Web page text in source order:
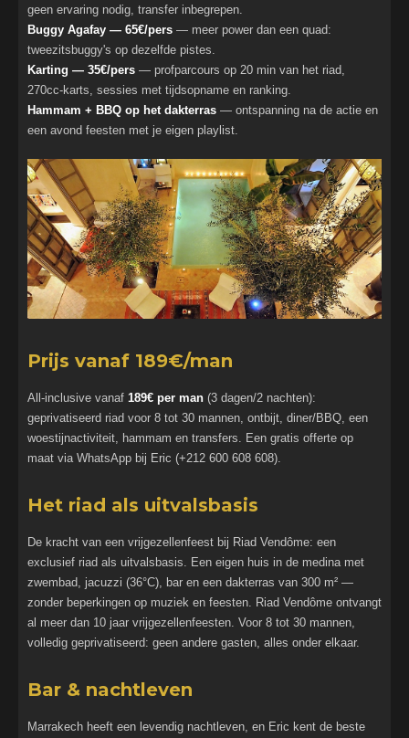
geen ervaring nodig, transfer inbegrepen.
Buggy Agafay — 65€/pers — meer power dan een quad:
tweezitsbuggy's op dezelfde pistes.
Karting — 35€/pers — profparcours op 20 min van het riad,
270cc-karts, sessies met tijdsopname en ranking.
Hammam + BBQ op het dakterras — ontspanning na de actie en
een avond feesten met je eigen playlist.
Prijs vanaf 189€/man
All-inclusive vanaf 189€ per man (3 dagen/2 nachten):
geprivatiseerd riad voor 8 tot 30 mannen, ontbijt, diner/BBQ, een
woestijnactiviteit, hammam en transfers. Een gratis offerte op
maat via WhatsApp bij Eric (+212 600 608 608).
Het riad als uitvalsbasis
De kracht van een vrijgezellenfeest bij Riad Vendôme: een
exclusief riad als uitvalsbasis. Een eigen huis in de medina met
zwembad, jacuzzi (36°C), bar en een dakterras van 300 m² —
zonder beperkingen op muziek en feesten. Riad Vendôme ontvangt
al meer dan 10 jaar vrijgezellenfeesten. Voor 8 tot 30 mannen,
volledig geprivatiseerd: geen andere gasten, alles onder elkaar.
Bar & nachtleven
Marrakech heeft een levendig nachtleven, en Eric kent de beste